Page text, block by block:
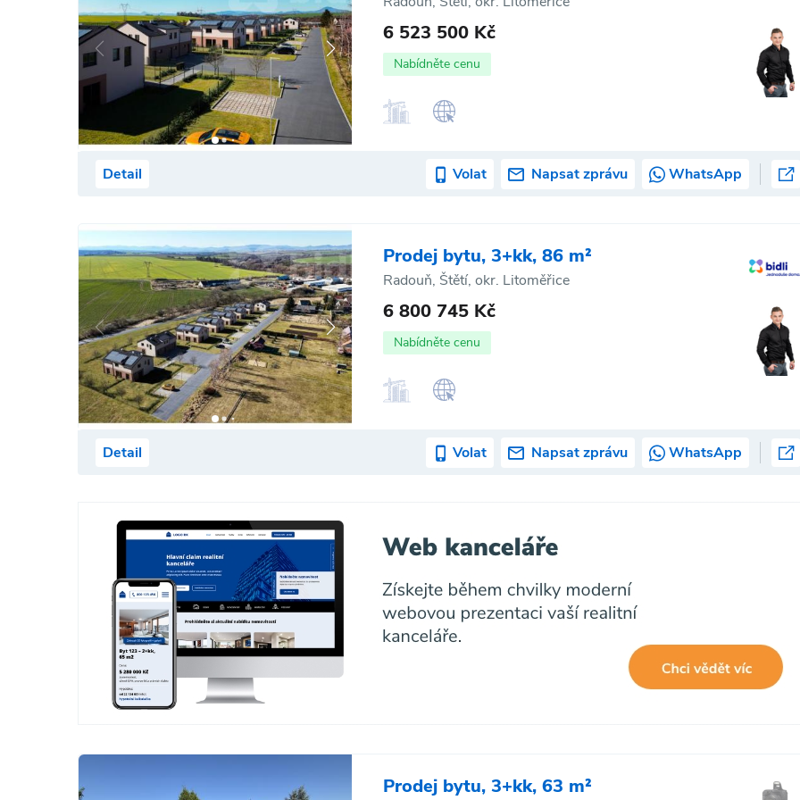
6 523 500 Kč
Nabídněte cenu
Detail Volat Napsat zprávu WhatsApp
Prodej bytu, 3+kk, 86 m²
Radouň, Štětí, okr. Litoměřice
6 800 745 Kč
Nabídněte cenu
Detail Volat Napsat zprávu WhatsApp
Prodej bytu, 3+kk, 63 m²